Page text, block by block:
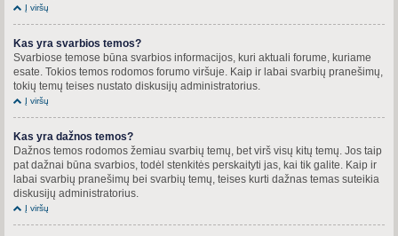
Į viršų
Kas yra svarbios temos?
Svarbiose temose būna svarbios informacijos, kuri aktuali forume, kuriame
esate. Tokios temos rodomos forumo viršuje. Kaip ir labai svarbių pranešimų,
tokių temų teises nustato diskusijų administratorius.
Į viršų
Kas yra dažnos temos?
Dažnos temos rodomos žemiau svarbių temų, bet virš visų kitų temų. Jos taip
pat dažnai būna svarbios, todėl stenkitės perskaityti jas, kai tik galite. Kaip ir
labai svarbių pranešimų bei svarbių temų, teises kurti dažnas temas suteikia
diskusijų administratorius.
Į viršų